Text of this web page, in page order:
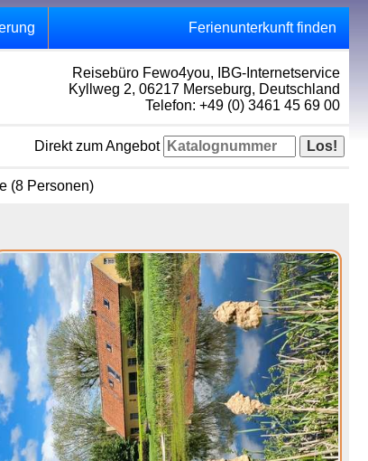
Ferienunterkunft finden
Reisebüro Fewo4you, IBG-Internetservice
Kyllweg 2, 06217 Merseburg, Deutschland
Telefon: +49 (0) 3461 45 69 00
Direkt zum Angebot
(8 Personen)